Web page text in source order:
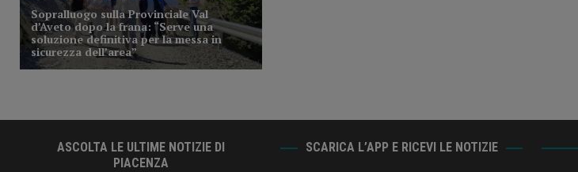
ASCOLTA LE ULTIME NOTIZIE DI
PIACENZA
SCARICA L’APP E RICEVI LE NOTIZIE